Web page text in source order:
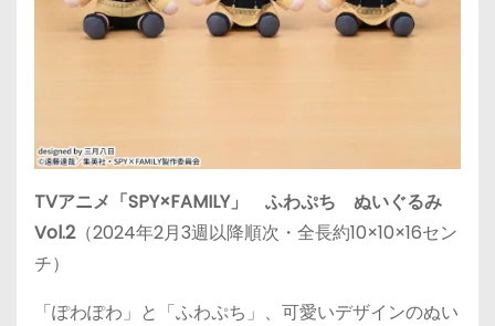
TVアニメ「SPY×FAMILY」 ふわぷち ぬいぐるみ
Vol.2（2024年2月3週以降順次・全長約10×10×16セン
チ）
「ぽわぽわ」と「ふわぷち」、可愛いデザインのぬい